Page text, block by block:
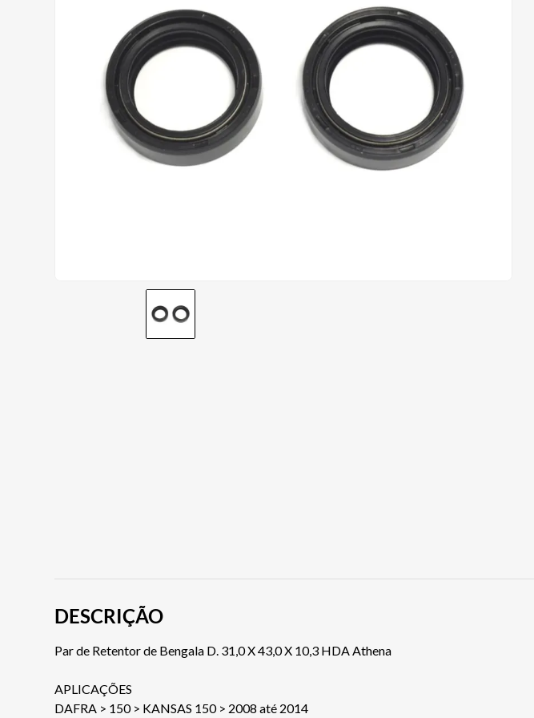
DESCRIÇÃO
Par de Retentor de Bengala D. 31,0 X 43,0 X 10,3 HDA Athena
APLICAÇÕES
DAFRA > 150 > KANSAS 150 > 2008 até 2014
9º CALÇA
10º BOTAS